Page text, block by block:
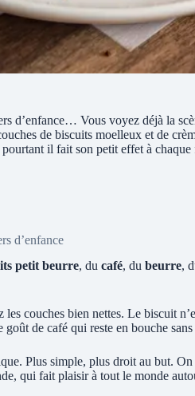
d’enfance… Vous voyez déjà la
de biscuits moelleux et de
il fait son petit effet à chaque
d’enfance
petit beurre, du café, du beurre,
couches bien nettes. Le biscuit
de café qui reste en bouche sans
Plus simple, plus droit au but.
qui fait plaisir à tout le monde